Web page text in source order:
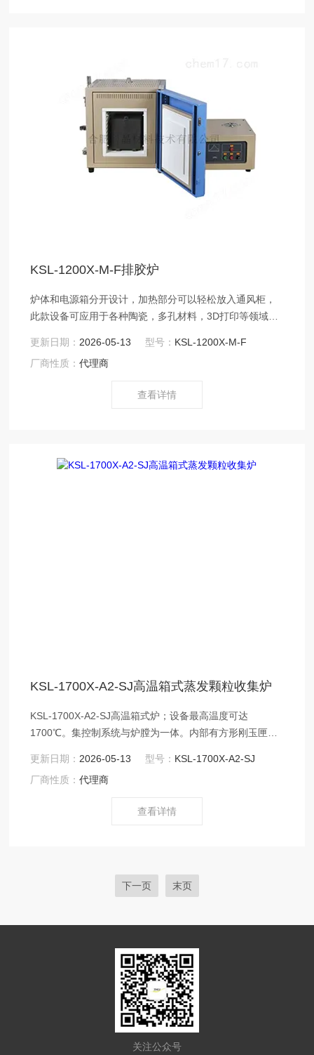
KSL-1200X-M-F排胶炉
炉体和电源箱分开设计，加热部分可以轻松放入通风柜，
此款设备可应用于各种陶瓷，多孔材料，3D打印等领域的
污染控制。
更新日期： 2026-05-13 型号： KSL-1200X-M-F
厂商性质：代理商
查看详情
KSL-1700X-A2-SJ高温箱式蒸发颗粒收集炉
KSL-1700X-A2-SJ高温箱式炉；设备最高温度可达
1700℃。集控制系统与炉膛为一体。内部有方形刚玉匣
进气管在内鼓风进入匣钵内再由上部排气孔通过刚玉排气
管向上排出，排出气体在炉上部有水冷收集分离器，胶体
更新日期： 2026-05-13 型号： KSL-1700X-A2-SJ
厂商性质：代理商
查看详情
下一页 末页
关注公众号